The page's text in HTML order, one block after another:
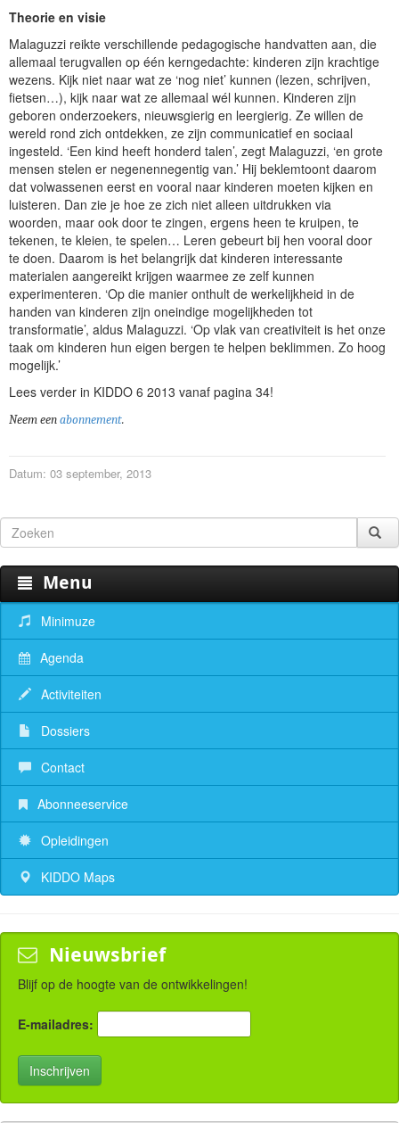
Theorie en visie
Malaguzzi reikte verschillende pedagogische handvatten aan, die
allemaal terugvallen op één kerngedachte: kinderen zijn krachtige
wezens. Kijk niet naar wat ze ‘nog niet’ kunnen (lezen, schrijven,
fietsen…), kijk naar wat ze allemaal wél kunnen. Kinderen zijn
geboren onderzoekers, nieuwsgierig en leergierig. Ze willen de
wereld rond zich ontdekken, ze zijn communicatief en sociaal
ingesteld. ‘Een kind heeft honderd talen’, zegt Malaguzzi, ‘en grote
mensen stelen er negenennegentig van.’ Hij beklemtoont daarom
dat volwassenen eerst en vooral naar kinderen moeten kijken en
luisteren. Dan zie je hoe ze zich niet alleen uitdrukken via
woorden, maar ook door te zingen, ergens heen te kruipen, te
tekenen, te kleien, te spelen… Leren gebeurt bij hen vooral door
te doen. Daarom is het belangrijk dat kinderen interessante
materialen aangereikt krijgen waarmee ze zelf kunnen
experimenteren. ‘Op die manier onthult de werkelijkheid in de
handen van kinderen zijn oneindige mogelijkheden tot
transformatie’, aldus Malaguzzi. ‘Op vlak van creativiteit is het onze
taak om kinderen hun eigen bergen te helpen beklimmen. Zo hoog
mogelijk.’
Lees verder in KIDDO 6 2013 vanaf pagina 34!
Neem eenabonnement.
Datum: 03 september, 2013
Menu
Minimuze
Agenda
Activiteiten
Dossiers
Contact
Abonneeservice
Opleidingen
KIDDO Maps
Nieuwsbrief
Blijf op de hoogte van de ontwikkelingen!
E-mailadres: